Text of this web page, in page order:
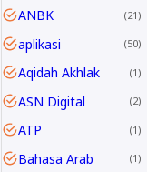
ANBK 21
aplikasi 50
Aqidah Akhlak 1
ASN Digital 2
ATP 1
Bahasa Arab 1